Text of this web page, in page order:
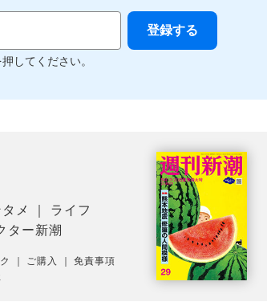
してください。
メ
ライフ
ター新潮
ご購入 ｜免責事項